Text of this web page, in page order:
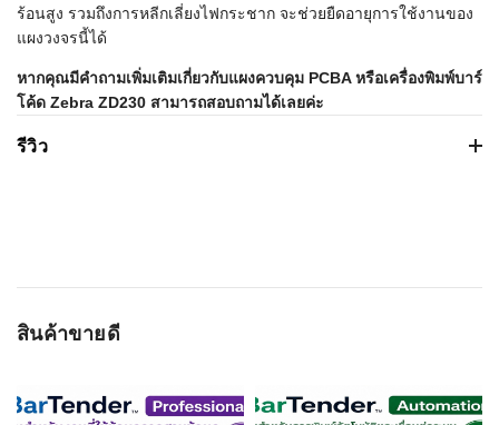
ร้อนสูง รวมถึงการหลีกเลี่ยงไฟกระชาก จะช่วยยืดอายุการใช้งานของ
แผงวงจรนี้ได้
หากคุณมีคำถามเพิ่มเติมเกี่ยวกับแผงควบคุม PCBA หรือเครื่องพิมพ์บาร์
โค้ด Zebra ZD230 สามารถสอบถามได้เลยค่ะ
รีวิว
WRITE A REVIEW
สินค้าขายดี